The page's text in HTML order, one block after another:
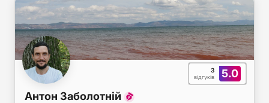
5.0
3
відгуків
Антон Заболотній